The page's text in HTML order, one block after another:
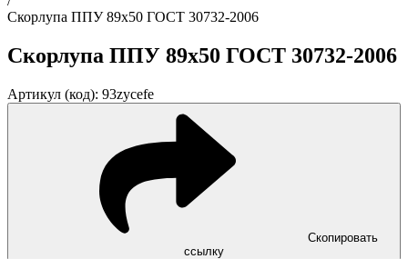
Скорлупа ППУ 89x50 ГОСТ 30732-2006
Скорлупа ППУ 89x50 ГОСТ 30732-2006
Артикул (код): 93zycefe
Скопировать
ссылку